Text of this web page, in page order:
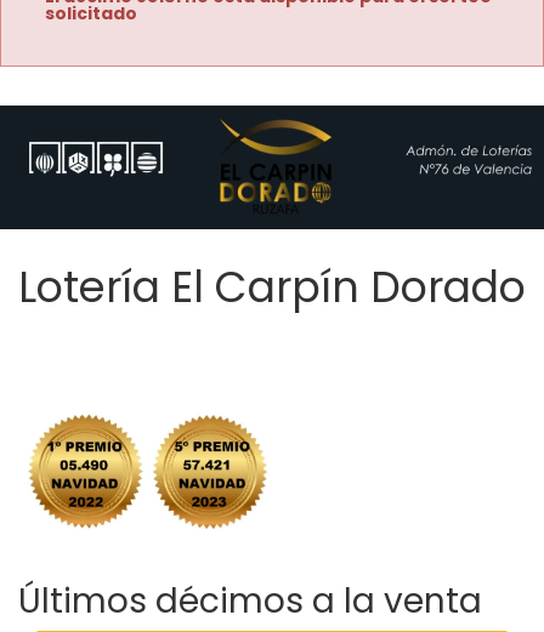
solicitado
Lotería El Carpín Dorado
Últimos décimos a la venta